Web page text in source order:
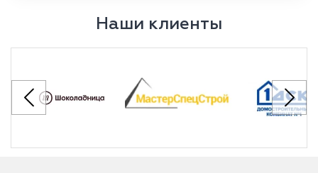
Наши клиенты